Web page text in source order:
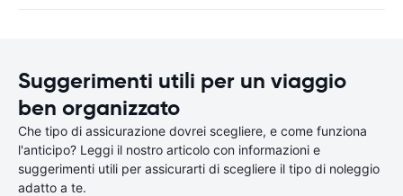
Suggerimenti utili per un viaggio
ben organizzato
Che tipo di assicurazione dovrei scegliere, e come funziona
l'anticipo? Leggi il nostro articolo con informazioni e
suggerimenti utili per assicurarti di scegliere il tipo di noleggio
adatto a te.